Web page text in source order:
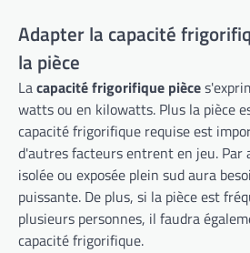
Adapter la capacité
la pièce
Lacapacité frigorifique pièce
watts ou en kilowatts. Plus la pièce
capacité frigorifique requise est
d'autres facteurs entrent en jeu. Par
isolée ou exposée plein sud aura
puissante. De plus, si la pièce est
plusieurs personnes, il faudra
capacité frigorifique.